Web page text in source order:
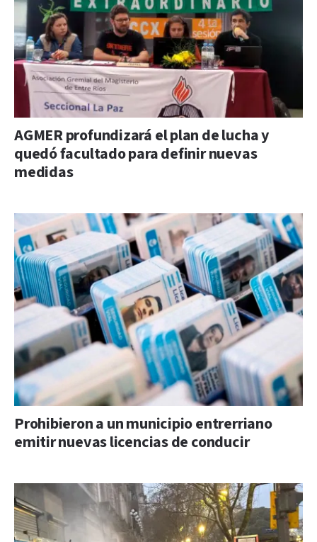
AGMER profundizará el plan de lucha y
quedó facultado para definir nuevas
medidas
Prohibieron a un municipio entrerriano
emitir nuevas licencias de conducir